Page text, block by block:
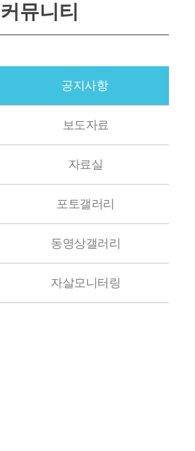
커뮤니티
공지사항
보도자료
자료실
포토갤러리
동영상갤러리
자살모니터링